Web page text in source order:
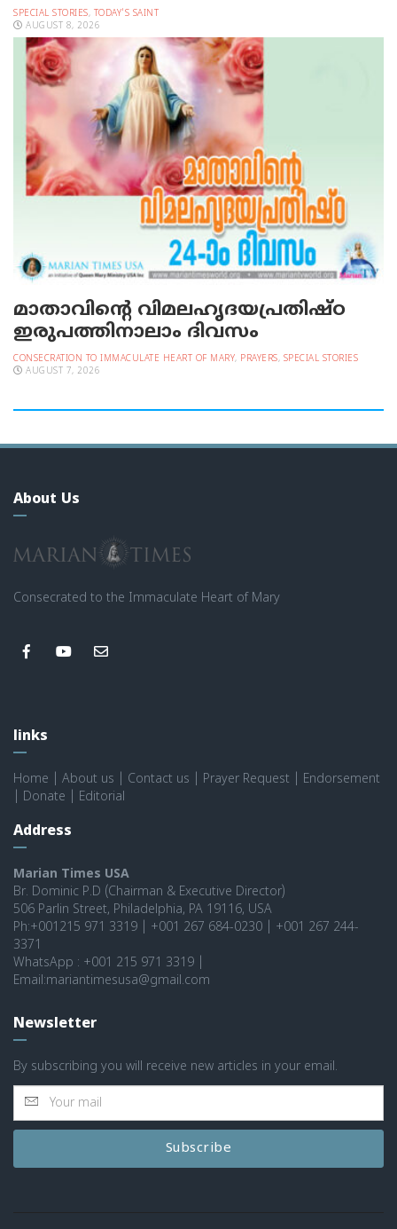
SPECIAL STORIES, TODAY'S SAINT
AUGUST 8, 2026
മാതാവിന്റെ വിമലഹൃദയപ്രതിഷ്ഠ
ഇരുപത്തിനാലാം ദിവസം
CONSECRATION TO IMMACULATE HEART OF MARY, PRAYERS, SPECIAL STORIES
AUGUST 7, 2026
About Us
Consecrated to the Immaculate Heart of Mary
links
Home About us Contact us Prayer Request
Endorsement
Donate Editorial
Address
Marian Times USA
Br. Dominic P.D (Chairman & Executive Director)
506 Parlin Street, Philadelphia, PA 19116, USA
Ph:+001215 971 3319 | +001 267 684-0230 | +001 267 244-
3371
WhatsApp : +001 215 971 3319 |
Email:mariantimesusa@gmail.com
Newsletter
By subscribing you will receive new articles in your email.
Subscribe